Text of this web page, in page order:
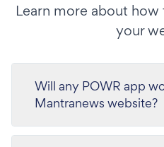
Learn more about
your
Will any POWR app
Mantranews website?